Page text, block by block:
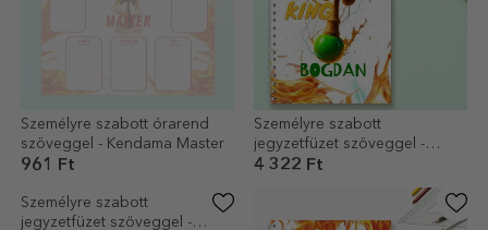
961 Ft
Személyre szabott menetrend
szöveggel - Spike Enthusiast
961 Ft